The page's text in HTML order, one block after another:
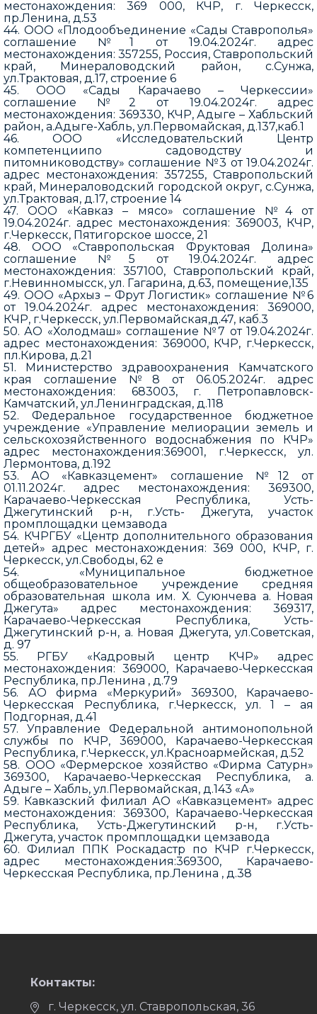
местонахождения: 369 000, КЧР, г. Черкесск,
пр.Ленина, д.53
44. ООО «Плодообъединение «Сады Ставрополья»
соглашение №1 от 19.04.2024г. адрес
местонахождения: 357255, Россия, Ставропольский
край, Минераловодский район, с.Сунжа,
ул.Трактовая, д.17, строение 6
45. ООО «Сады Карачаево – Черкессии»
соглашение №2 от 19.04.2024г. адрес
местонахождения: 369330, КЧР, Адыге – Хабльский
район, а.Адыге-Хабль, ул.Первомайская, д.137,каб.1
46. ООО «Исследовательский Центр
компетенциипо садоводству и
питомниководству» соглашение №3 от 19.04.2024г.
адрес местонахождения: 357255, Ставропольский
край, Минераловодский городской округ, с.Сунжа,
ул.Трактовая, д.17, строение 14
47. ООО «Кавказ – мясо» соглашение №4 от
19.04.2024г. адрес местонахождения: 369003, КЧР,
г.Черкесск, Пятигорское шоссе, 21
48. ООО «Ставропольская Фруктовая Долина»
соглашение №5 от 19.04.2024г. адрес
местонахождения: 357100, Ставропольский край,
г.Невинномысск, ул. Гагарина, д.63, помещение,135
49. ООО «Архыз – Фрут Логистик» соглашение №6
от 19.04.2024г. адрес местонахождения: 369000,
КЧР, г.Черкесск, ул.Первомайская,д.47, каб.3
50. АО «Холодмаш» соглашение №7 от 19.04.2024г.
адрес местонахождения: 369000, КЧР, г.Черкесск,
пл.Кирова, д.21
51. Министерство здравоохранения Камчатского
края соглашение №8 от 06.05.2024г. адрес
местонахождения: 683003, г. Петропавловск-
Камчатский, ул.Ленинградская, д.118
52. Федеральное государственное бюджетное
учреждение «Управление мелиорации земель и
сельскохозяйственного водоснабжения по КЧР»
адрес местонахождения:369001, г.Черкесск, ул.
Лермонтова, д.192
53. АО «Кавказцемент» соглашение №12 от
01.11.2024г. адрес местонахождения: 369300,
Карачаево-Черкесская Республика, Усть-
Джегутинский р-н, г.Усть- Джегута, участок
промплощадки цемзавода
54. КЧРГБУ «Центр дополнительного образования
детей» адрес местонахождения: 369 000, КЧР, г.
Черкесск, ул.Свободы, 62 е
54. «Муниципальное бюджетное
общеобразовательное учреждение средняя
образовательная школа им. Х. Суюнчева а. Новая
Джегута» адрес местонахождения: 369317,
Карачаево-Черкесская Республика, Усть-
Джегутинский р-н, а. Новая Джегута, ул.Советская,
д. 97
55. РГБУ «Кадровый центр КЧР» адрес
местонахождения: 369000, Карачаево-Черкесская
Республика, пр.Ленина , д.79
56. АО фирма «Меркурий» 369300, Карачаево-
Черкесская Республика, г.Черкесск, ул. 1 – ая
Подгорная, д.41
57. Управление Федеральной антимонопольной
службы по КЧР, 369000, Карачаево-Черкесская
Республика, г.Черкесск, ул.Красноармейская, д.52
58. ООО «Фермерское хозяйство «Фирма Сатурн»
369300, Карачаево-Черкесская Республика, а.
Адыге – Хабль, ул.Первомайская, д.143 «А»
59. Кавказский филиал АО «Кавказцемент» адрес
местонахождения: 369300, Карачаево-Черкесская
Республика, Усть-Джегутинский р-н, г.Усть-
Джегута, участок промплощадки цемзавода
60. Филиал ППК Роскадастр по КЧР г.Черкесск,
адрес местонахождения:369300, Карачаево-
Черкесская Республика, пр.Ленина , д.38
Контакты:
г. Черкесск, ул. Ставропольская, 36